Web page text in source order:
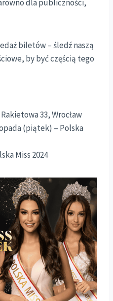
dla publiczności,
biletów – śledź naszą
by być częścią tego
33, Wrocław
(piątek) – Polska
Miss 2024